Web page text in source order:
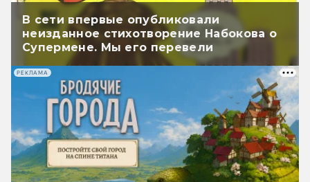
В сети впервые опубликовали
неизданное стихотворение Набокова о
Супермене. Мы его перевели
РЕКЛАМА